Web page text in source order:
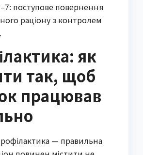
поступове повернення
раціону з контролем
як
так, щоб
працював
— правильна